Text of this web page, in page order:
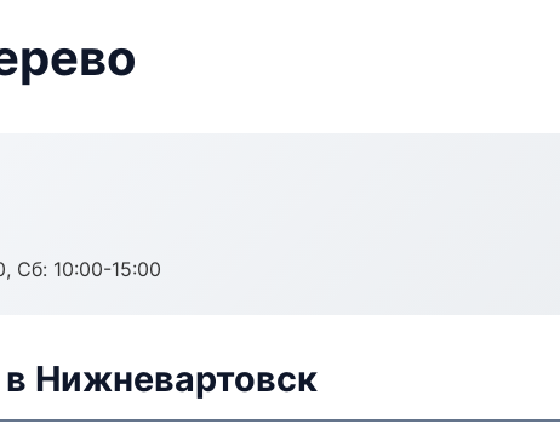
Сб: 10:00-15:00
Нижневартовск